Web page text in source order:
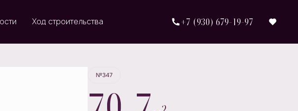
Ход строительства +7 (930) 679-19-97
Забронировать
№347